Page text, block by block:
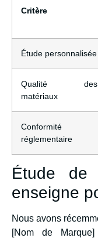
Critère
Étude personnalisée
Qualité des
matériaux
Conformité
réglementaire
Étude de
enseigne
Nous avons
[Nom de